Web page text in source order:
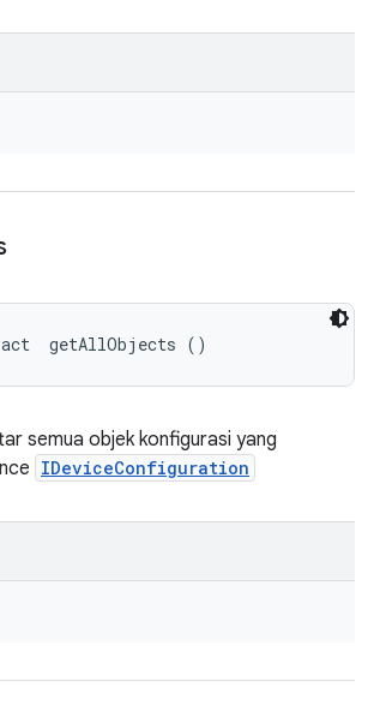
getAllObjects ()
semua objek konfigurasi yang
IDeviceConfiguration